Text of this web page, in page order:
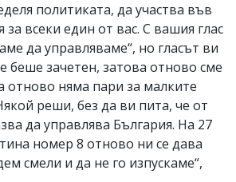
политиката, да участва във
всеки един от вас. С вашия глас
да управляваме“, но гласът ви
беше зачетен, затова отново сме
отново няма пари за малките
реши, без да ви пита, че от
да управлява България. На 27
номер 8 отново ни се дава
смели и да не го изпускаме“,